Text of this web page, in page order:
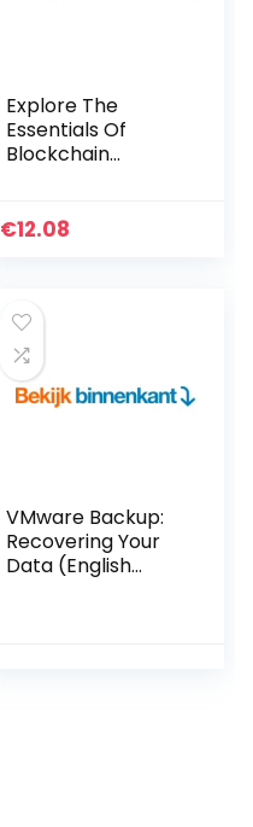
Explore The
Essentials Of
Blockchain
Develop Highly
Kindle-editie
€12.08
VMware Backup:
Recovering Your
Data (English